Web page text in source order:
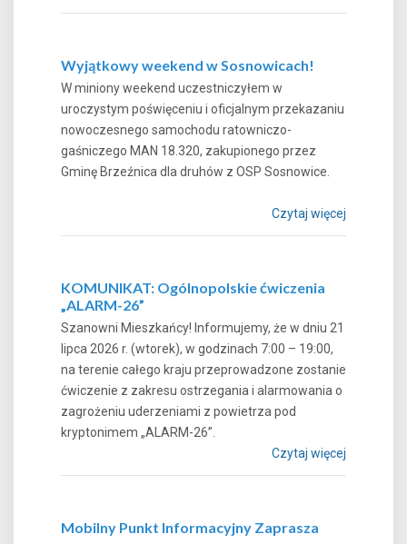
Wyjątkowy weekend w Sosnowicach!
W miniony weekend uczestniczyłem w
uroczystym poświęceniu i oficjalnym przekazaniu
nowoczesnego samochodu ratowniczo-
gaśniczego MAN 18.320, zakupionego przez
Gminę Brzeźnica dla druhów z OSP Sosnowice.
Czytaj więcej
KOMUNIKAT: Ogólnopolskie ćwiczenia
„ALARM-26”
Szanowni Mieszkańcy! Informujemy, że w dniu 21
lipca 2026 r. (wtorek), w godzinach 7:00 – 19:00,
na terenie całego kraju przeprowadzone zostanie
ćwiczenie z zakresu ostrzegania i alarmowania o
zagrożeniu uderzeniami z powietrza pod
kryptonimem „ALARM-26”.
Czytaj więcej
Mobilny Punkt Informacyjny Zaprasza